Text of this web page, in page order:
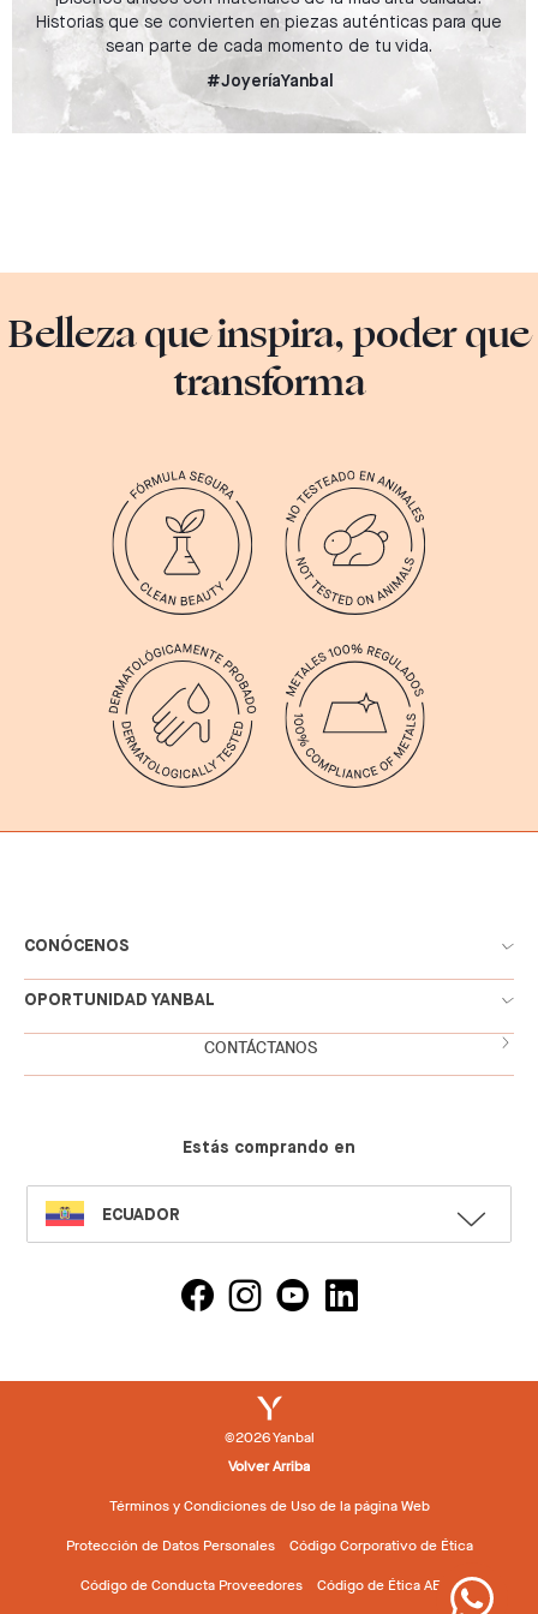
Historias que se convierten en piezas auténticas para que
sean parte de cada momento de tu vida.
#JoyeríaYanbal
Belleza que inspira, poder que
transforma
CONÓCENOS
OPORTUNIDAD YANBAL
CONTÁCTANOS
Estás comprando en
SELECT
LANGUAGE
ECUADOR
©2026 Yanbal
Volver Arriba
Términos y Condiciones de Uso de la página Web
Protección de Datos Personales Código Corporativo de Ética
Código de Conducta Proveedores Código de Ética AEVD